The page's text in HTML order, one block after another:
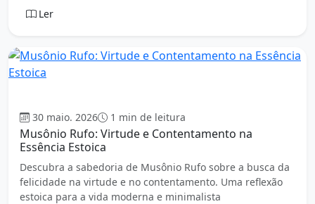
Ler
30 maio. 2026 1 min de leitura
Musônio Rufo: Virtude e Contentamento na
Essência Estoica
Descubra a sabedoria de Musônio Rufo sobre a busca da
felicidade na virtude e no contentamento. Uma reflexão
estoica para a vida moderna e minimalista